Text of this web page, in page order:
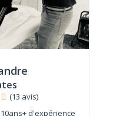
(13 avis)
d'expérience